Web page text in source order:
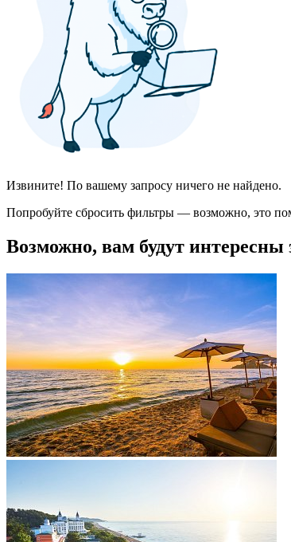
Извините! По вашему запросу ничего не найдено.
Попробуйте сбросить фильтры — возможно, это
Возможно, вам будут интересны